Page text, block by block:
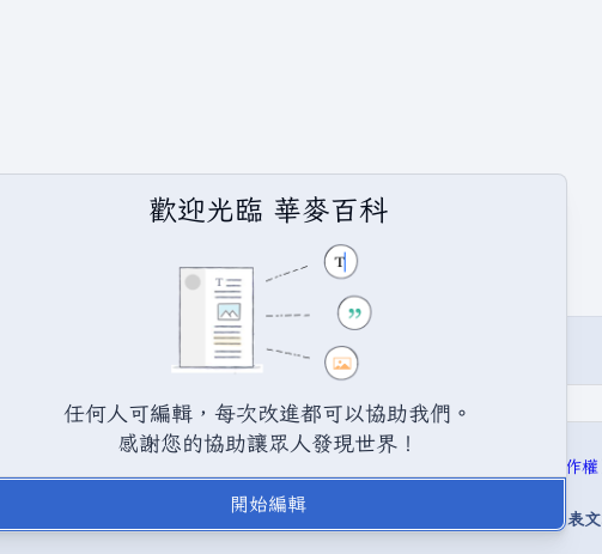
說明:著作權
是取自不受版權保護的公開領域或自由資源。 請勿在未經授權的情況下發表文
歡迎光臨 華麥百科
任何人可編輯，每次改進都可以協助我們。
感謝您的協助讓眾人發現世界！
開始編輯